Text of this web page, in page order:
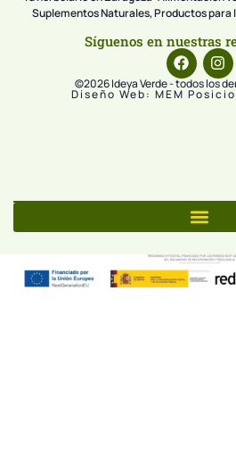
Suplementos Naturales, Productos
Síguenos en nuestras
©2026 Ideya Verde - todos los
Diseño Web: MEM